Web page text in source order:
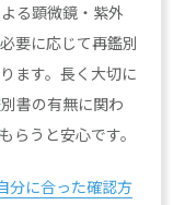
る顕微鏡・紫外
要に応じて再鑑別
ます。長く大切に
書の有無に関わ
らうと安心です。
分に合った確認方